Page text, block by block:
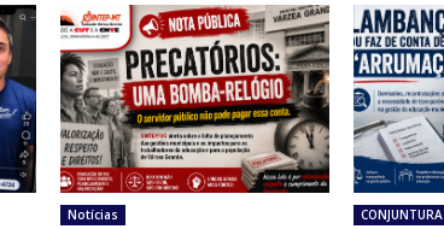
Notícias CONJUNTURA